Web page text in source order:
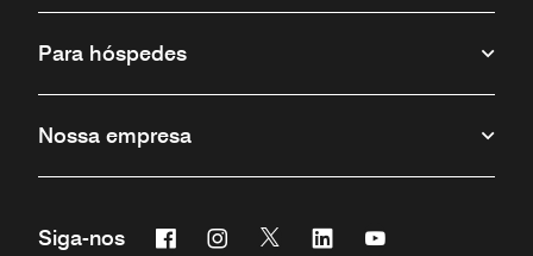
Para hóspedes
Nossa empresa
Siga-nos FacebookInstagram
Twitter Linkedin